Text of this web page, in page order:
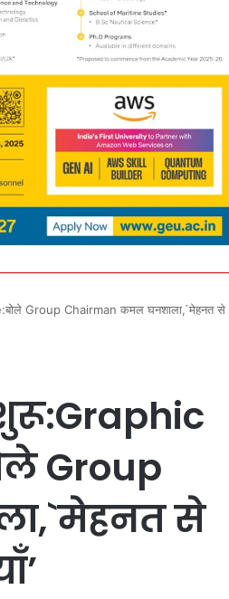
Group Chairman कमल घनशाला,`मेहनत से
Group
से